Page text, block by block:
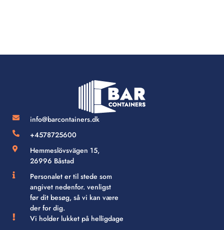
info@barcontainers.dk
+4578725600
Hemmeslövsvägen 15,
26996 Båstad
Personalet er til stede som
angivet nedenfor. venligst
før dit besøg, så vi kan være
der for dig.
Vi holder lukket på helligdage